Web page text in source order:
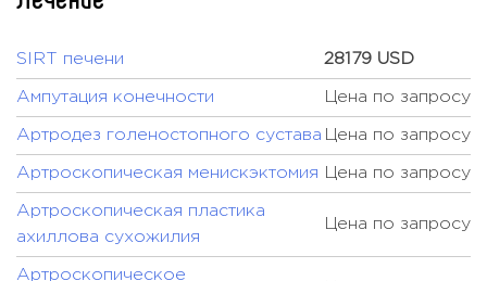
Базовый Check-up 1375 USD
Биопсия Цена по запросу
Биопсия "сторожевых"
лимфоузлов
Цена по запросу
Биопсия головного мозга
Биопсия костного мозга
SIRT печени 28179 USD
Ампутация конечности Цена по запросу
Артродез голеноcтопного сустава Цена по запросу
Артроскопическая менискэктомия Цена по запросу
Артроскопическая пластика
ахиллова сухожилия
Цена по запросу
Артроскопическое